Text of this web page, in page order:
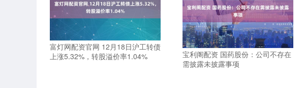
富灯网配资官网 12月18日沪工转债
上涨5.32%，转股溢价率1.04%
宝利阁配资 国药股份：公司不存在
需披露未披露事项